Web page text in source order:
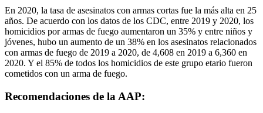
En 2020, la tasa de asesinatos con armas cortas fue la más alta en 25
años. De acuerdo con los datos de los CDC, entre 2019 y 2020, los
homicidios por armas de fuego aumentaron un 35% y entre niños y
jóvenes, hubo un aumento de un 38% en los asesinatos relacionados
con armas de fuego de 2019 a 2020, de 4,608 en 2019 a 6,360 en
2020. Y el 85% de todos los homicidios de este grupo etario fueron
cometidos con un arma de fuego.
Recomendaciones de la AAP: